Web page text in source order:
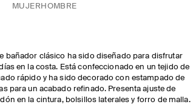
MUJER HOMBRE
bañador clásico ha sido diseñado para disfrutar
en la costa. Está confeccionado en un tejido de
rápido y ha sido decorado con estampado de
para un acabado refinado. Presenta ajuste de
en la cintura, bolsillos laterales y forro de malla.